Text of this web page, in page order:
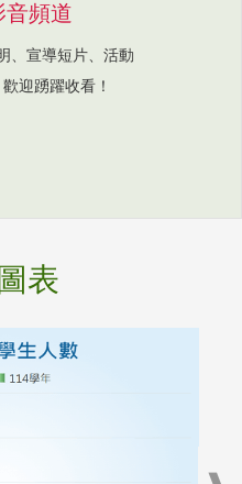
音頻道
、宣導短片、活動
迎踴躍收看！
表